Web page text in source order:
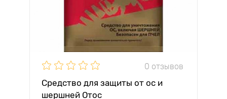
0 отзывов
Средство для защиты от ос и
шершней Отос